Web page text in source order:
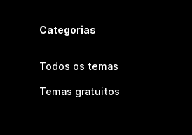
Categorias
Todos os temas
Temas gratuitos